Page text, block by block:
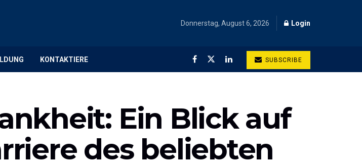
Donnerstag, August 6, 2026 Login
KONTAKTIERE SUBSCRIBE
Ein Blick auf
des beliebten